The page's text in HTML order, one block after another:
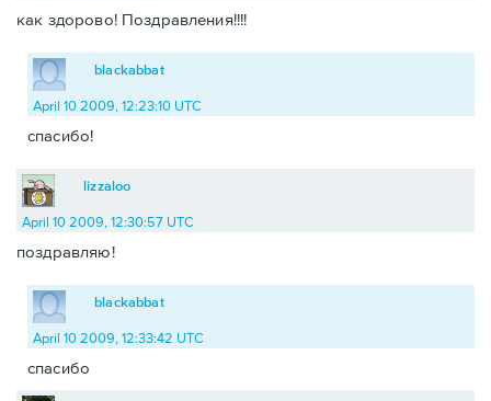
как здорово! Поздравления!!!!
blackabbat
April 10 2009, 12:23:10 UTC
спасибо!
lizzaloo
April 10 2009, 12:30:57 UTC
поздравляю!
blackabbat
April 10 2009, 12:33:42 UTC
спасибо